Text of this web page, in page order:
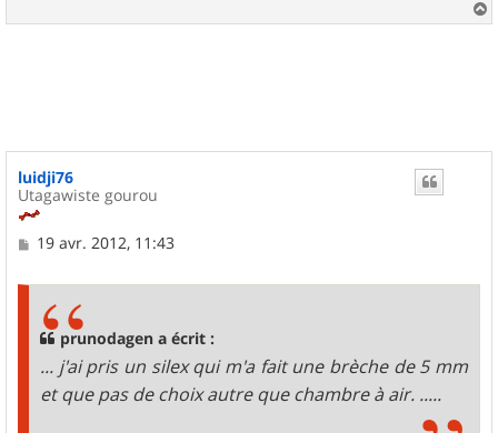
a
luidji76
Utagawiste gourou
M19 avr. 2012, 11:43
prunodagen a écrit :
... j'ai pris un silex qui m'a fait une brèche de 5 mm
et que pas de choix autre que chambre à air. .....